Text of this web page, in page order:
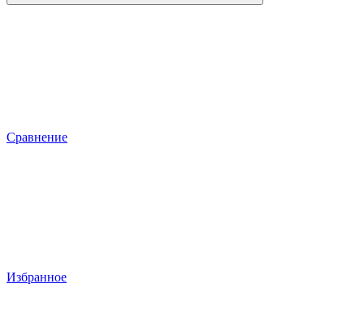
Сравнение
Избранное